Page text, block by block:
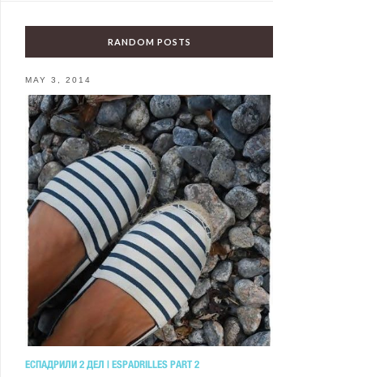
RANDOM POSTS
MAY 3, 2014
ЕСПАДРИЛИ 2 ДЕЛ | ESPADRILLES PART 2